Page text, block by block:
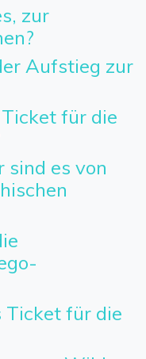
zur
Aufstieg zur
für die
sind es von
Ticket für die